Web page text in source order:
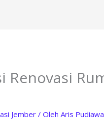
Renovasi
Jember/ OlehAris